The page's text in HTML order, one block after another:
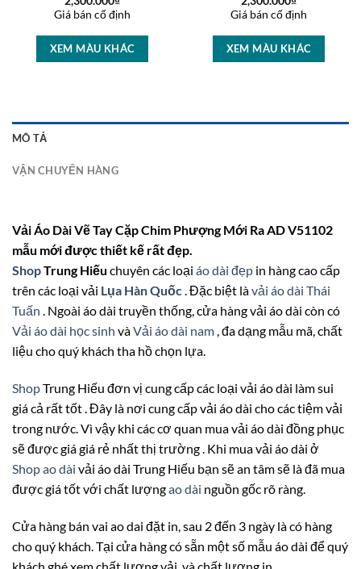
Giá bán cố định
XEM MÀU KHÁC
Giá bán cố định
XEM MÀU KHÁC
MÔ TẢ
VẬN CHUYỂN HÀNG
Vải Áo Dài Vẽ Tay Cặp Chim Phượng Mới Ra AD V51102
mẫu mới được thiết kế rất đẹp.
ShopTrung Hiếu chuyên các loại áo dài đẹp in hàng cao cấp
trên các loại vải Lụa Hàn Quốc. Đặc biệt làvải áo dài Thái
Tuấn . Ngoài áo dài truyền thống, cửa hàng vải áo dài còn có
Vải áo dài học sinh vàVải áo dài nam , đa dạng mẫu mã, chất
liệu cho quý khách tha hồ chọn lựa.
ShopTrung Hiếu đơn vị cung cấp các loại vải áo dài làm sui
giá cả rất tốt . Đây là nơi cung cấp vải áo dài cho các tiệm vải
trong nước. Vì vậy khi các cơ quan mua vải áo dài đồng phục
sẽ được giá giá rẻ nhất thị trường . Khi mua vải áo dài ở
Shop ao dài vải áo dài Trung Hiếu bạn sẽ an tâm sẽ là đã mua
được giá tốt với chất lượngao dài nguồn gốc rõ ràng.
Cửa hàng bán vai ao dai đặt in, sau 2 đến 3 ngày là có hàng
cho quý khách. Tại cửa hàng có sẵn một số mẫu áo dài để quý
khách ghé xem chất lượng vải, và chất lượng in.